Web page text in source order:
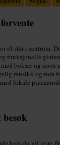
øl står i sentrum.
funksjonelle
bokser og noen
musikk og rom
lokale
hvis du vil teste